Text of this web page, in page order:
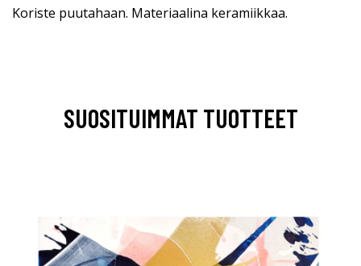
Koriste puutahaan. Materiaalina keramiikkaa.
SUOSITUIMMAT TUOTTEET